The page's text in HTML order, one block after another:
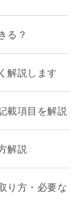
る？
解説します
載項目を解説
解説
り方・必要な